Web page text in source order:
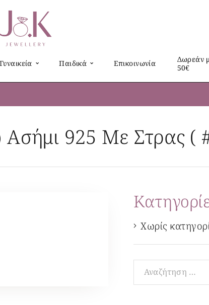
Γυναικεία Παιδικά Επικοινωνία
Δωρεάν
50€
Ασήμι 925 Με Στρας (
Χωρίς